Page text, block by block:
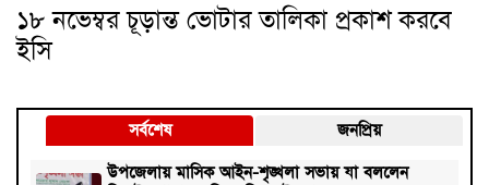
১৮ নভেম্বর চূড়ান্ত ভোটার তালিকা প্রকাশ করবে
ইসি
সর্বশেষ
জনপ্রিয়
উপজেলায় মাসিক আইন-শৃঙ্খলা সভায় যা বললেন